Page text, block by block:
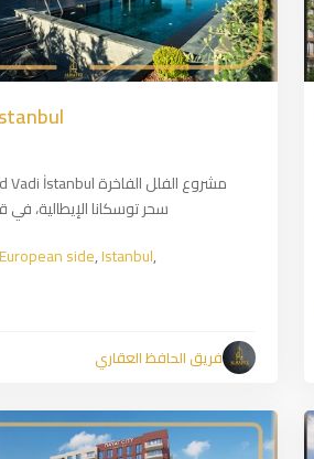
سحر توسكانا الإيطالية،
European side,Istanbul,
فريق الحافظ العقاري
European
side,